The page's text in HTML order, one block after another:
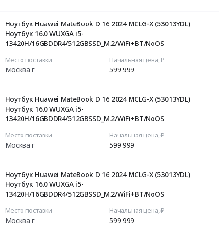
Ноутбук Huawei MateBook D 16 2024 MCLG-X (53013YDL)
Ноутбук 16.0 WUXGA i5-
13420H/16GBDDR4/512GBSSD_M.2/WiFi+BT/NoOS
Место поставки
Москва г
Начальная цена, ₽
599 999
Ноутбук Huawei MateBook D 16 2024 MCLG-X (53013YDL)
Ноутбук 16.0 WUXGA i5-
13420H/16GBDDR4/512GBSSD_M.2/WiFi+BT/NoOS
Место поставки
Москва г
Начальная цена, ₽
599 999
Ноутбук Huawei MateBook D 16 2024 MCLG-X (53013YDL)
Ноутбук 16.0 WUXGA i5-
13420H/16GBDDR4/512GBSSD_M.2/WiFi+BT/NoOS
Место поставки
Москва г
Начальная цена, ₽
599 999